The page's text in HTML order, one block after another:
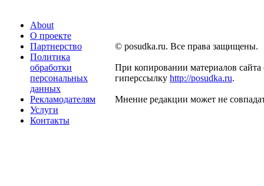
About
О проекте
Партнерство
Политика
обработки
персональных
данных
Рекламодателям
Услуги
Контакты
© posudka.ru. Все права защищены.
При копировании материалов сайта
гиперссылку http://posudka.ru.
Мнение редакции может не